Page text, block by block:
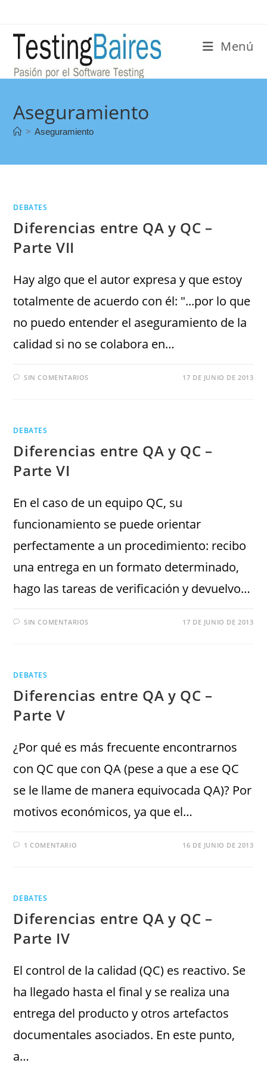
Menú
Aseguramiento
> Aseguramiento
DEBATES
Diferencias entre QA y QC –
Parte VII
Hay algo que el autor expresa y que estoy
totalmente de acuerdo con él: "...por lo que
no puedo entender el aseguramiento de la
calidad si no se colabora en…
SIN COMENTARIOS 17 DE JUNIO DE 2013
DEBATES
Diferencias entre QA y QC –
Parte VI
En el caso de un equipo QC, su
funcionamiento se puede orientar
perfectamente a un procedimiento: recibo
una entrega en un formato determinado,
hago las tareas de verificación y devuelvo…
SIN COMENTARIOS 17 DE JUNIO DE 2013
DEBATES
Diferencias entre QA y QC –
Parte V
¿Por qué es más frecuente encontrarnos
con QC que con QA (pese a que a ese QC
se le llame de manera equivocada QA)? Por
motivos económicos, ya que el…
1 COMENTARIO 16 DE JUNIO DE 2013
DEBATES
Diferencias entre QA y QC –
Parte IV
El control de la calidad (QC) es reactivo. Se
ha llegado hasta el final y se realiza una
entrega del producto y otros artefactos
documentales asociados. En este punto,
a…